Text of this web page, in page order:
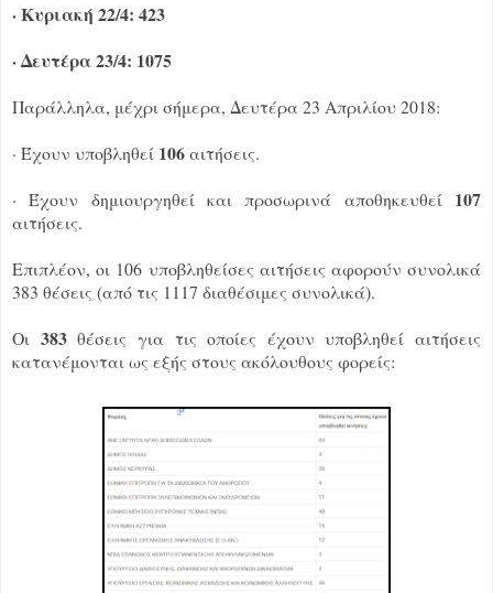
· Κυριακή 22/4: 423
· Δευτέρα 23/4: 1075
Παράλληλα, μέχρι σήμερα, Δευτέρα 23 Απριλίου 2018:
· Έχουν υποβληθεί 106αιτήσεις.
· Έχουν δημιουργηθεί και προσωρινά αποθηκευθεί 107
αιτήσεις.
Επιπλέον, οι 106 υποβληθείσες αιτήσεις αφορούν συνολικά
383 θέσεις (από τις 1117 διαθέσιμες συνολικά).
Οι 383θέσεις για τις οποίες έχουν υποβληθεί αιτήσεις
κατανέμονται ως εξής στους ακόλουθους φορείς: